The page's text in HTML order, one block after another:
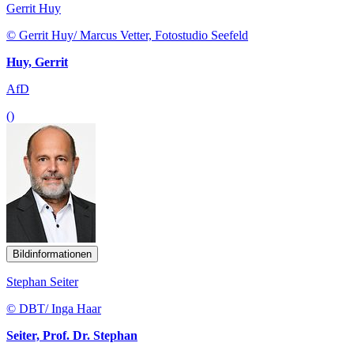
Gerrit Huy
© Gerrit Huy/ Marcus Vetter, Fotostudio Seefeld
Huy, Gerrit
AfD
()
Bildinformationen
Stephan Seiter
© DBT/ Inga Haar
Seiter, Prof. Dr. Stephan